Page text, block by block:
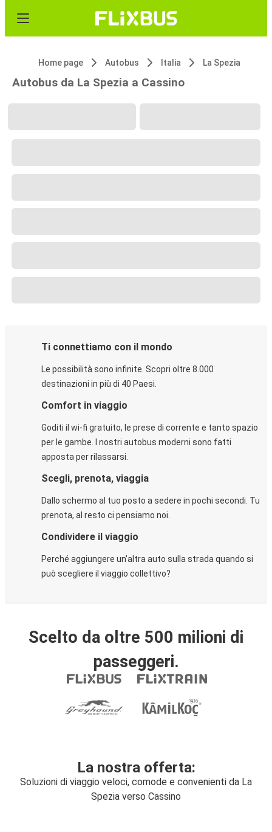
Home page Autobus Italia La Spezia
Autobus da La Spezia a Cassino
Ti connettiamo con il mondo
Le possibilità sono infinite. Scopri oltre 8.000
destinazioni in più di 40 Paesi.
Comfort in viaggio
Goditi il wi-fi gratuito, le prese di corrente e tanto spazio
per le gambe. I nostri autobus moderni sono fatti
apposta per rilassarsi.
Scegli, prenota, viaggia
Dallo schermo al tuo posto a sedere in pochi secondi. Tu
prenota, al resto ci pensiamo noi.
Condividere il viaggio
Perché aggiungere un'altra auto sulla strada quando si
può scegliere il viaggio collettivo?
Scelto da oltre 500 milioni di
passeggeri.
La nostra offerta:
Soluzioni di viaggio veloci, comode e convenienti da La
Spezia verso Cassino